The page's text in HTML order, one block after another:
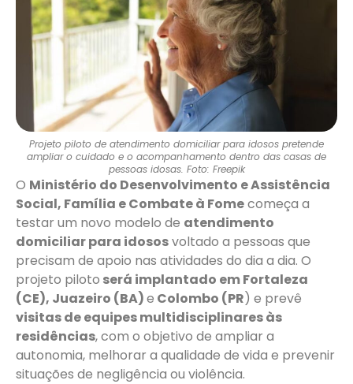
Projeto piloto de atendimento domiciliar para idosos pretende
ampliar o cuidado e o acompanhamento dentro das casas de
pessoas idosas. Foto: Freepik
O Ministério do Desenvolvimento e Assistência
Social, Família e Combate à Fomecomeça a
testar um novo modelo de atendimento
domiciliar para idososvoltado a pessoas que
precisam de apoio nas atividades do dia a dia. O
projeto piloto será implantado em Fortaleza
(CE), Juazeiro (BA)e Colombo (PR) e prevê
visitas de equipes multidisciplinares às
residências, com o objetivo de ampliar a
autonomia, melhorar a qualidade de vida e prevenir
situações de negligência ou violência.